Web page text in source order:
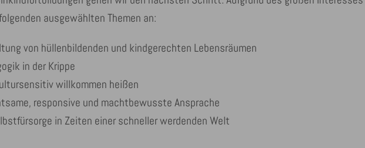
ausgewählten Themen an:
von hüllenbildenden und kindgerechten Lebensräumen
in der Krippe
willkommen heißen
responsive und machtbewusste Ansprache
in Zeiten einer schneller werdenden Welt